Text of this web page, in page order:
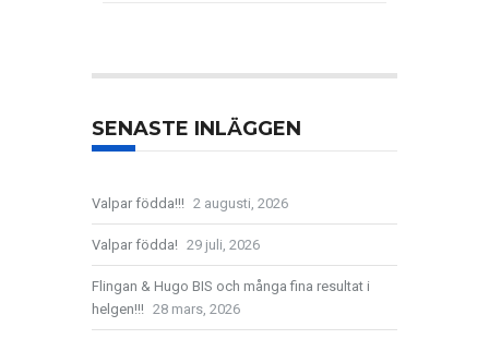
SENASTE INLÄGGEN
Valpar födda!!! 2 augusti, 2026
Valpar födda! 29 juli, 2026
Flingan & Hugo BIS och många fina resultat i
helgen!!! 28 mars, 2026